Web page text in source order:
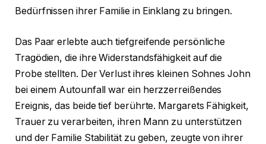
Bedürfnissen ihrer Familie in Einklang zu bringen.
Das Paar erlebte auch tiefgreifende persönliche
Tragödien, die ihre Widerstandsfähigkeit auf die
Probe stellten. Der Verlust ihres kleinen Sohnes John
bei einem Autounfall war ein herzzerreißendes
Ereignis, das beide tief berührte. Margarets Fähigkeit,
Trauer zu verarbeiten, ihren Mann zu unterstützen
und der Familie Stabilität zu geben, zeugte von ihrer